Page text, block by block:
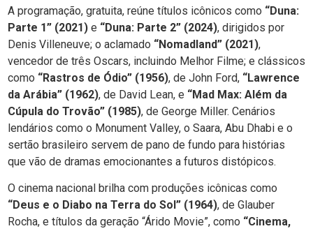
A programação, gratuita, reúne títulos icônicos como “Duna:
Parte 1” (2021) e “Duna: Parte 2” (2024), dirigidos por
Denis Villeneuve; o aclamado “Nomadland” (2021),
vencedor de três Oscars, incluindo Melhor Filme; e clássicos
como “Rastros de Ódio” (1956), de John Ford, “Lawrence
da Arábia” (1962), de David Lean, e “Mad Max: Além da
Cúpula do Trovão” (1985), de George Miller. Cenários
lendários como o Monument Valley, o Saara, Abu Dhabi e o
sertão brasileiro servem de pano de fundo para histórias
que vão de dramas emocionantes a futuros distópicos.
O cinema nacional brilha com produções icônicas como
“Deus e o Diabo na Terra do Sol” (1964), de Glauber
Rocha, e títulos da geração “Árido Movie”, como “Cinema,